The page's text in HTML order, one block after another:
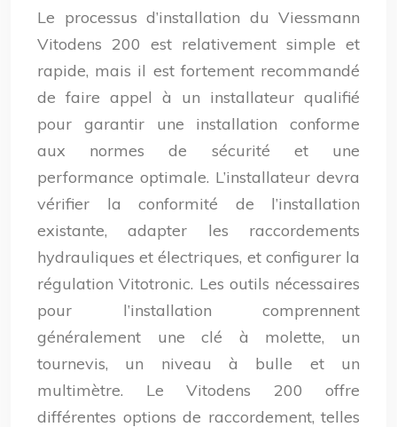
Le processus d’installation du Viessmann
Vitodens 200 est relativement simple et
rapide, mais il est fortement recommandé
de faire appel à un installateur qualifié
pour garantir une installation conforme
aux normes de sécurité et une
performance optimale. L’installateur devra
vérifier la conformité de l’installation
existante, adapter les raccordements
hydrauliques et électriques, et configurer la
régulation Vitotronic. Les outils nécessaires
pour l’installation comprennent
généralement une clé à molette, un
tournevis, un niveau à bulle et un
multimètre. Le Vitodens 200 offre
différentes options de raccordement, telles